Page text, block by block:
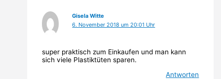
Gisela Witte
6. November 2018 um 20:01 Uhr
super praktisch zum Einkaufen und man kann
sich viele Plastiktüten sparen.
Antworten